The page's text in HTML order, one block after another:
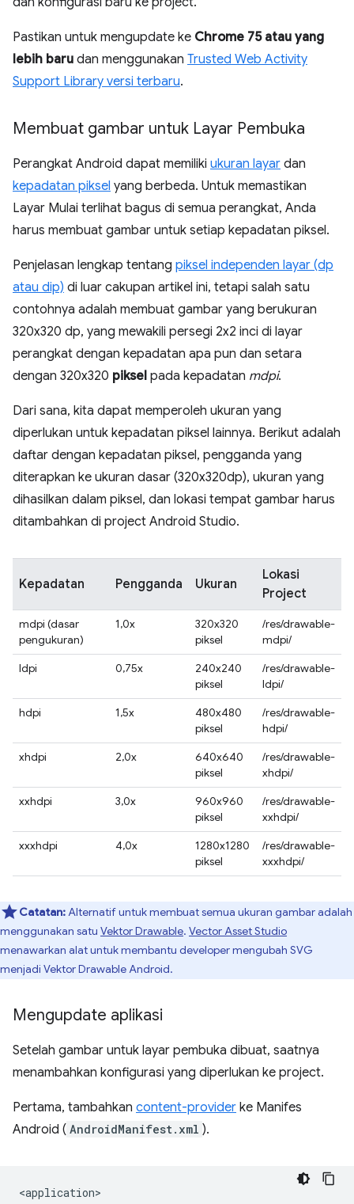
Pastikan untuk mengupdate ke Chrome 75 atau yang
lebih baru dan menggunakan Trusted Web Activity
Support Library versi terbaru.
Membuat gambar untuk Layar Pembuka
Perangkat Android dapat memiliki ukuran layar dan
kepadatan piksel yang berbeda. Untuk memastikan
Layar Mulai terlihat bagus di semua perangkat, Anda
harus membuat gambar untuk setiap kepadatan piksel.
Penjelasan lengkap tentang piksel independen layar (dp
atau dip) di luar cakupan artikel ini, tetapi salah satu
contohnya adalah membuat gambar yang berukuran
320x320 dp, yang mewakili persegi 2x2 inci di layar
perangkat dengan kepadatan apa pun dan setara
dengan 320x320 piksel pada kepadatan mdpi.
Dari sana, kita dapat memperoleh ukuran yang
diperlukan untuk kepadatan piksel lainnya. Berikut adalah
daftar dengan kepadatan piksel, pengganda yang
diterapkan ke ukuran dasar (320x320dp), ukuran yang
dihasilkan dalam piksel, dan lokasi tempat gambar harus
ditambahkan di project Android Studio.
Kepadatan Pengganda Ukuran
Lokasi
Project
mdpi (dasar
pengukuran)
1,0x
320x320
piksel
/res/drawable-
mdpi/
ldpi
0,75x
240x240
piksel
/res/drawable-
ldpi/
hdpi
1,5x
480x480
piksel
/res/drawable-
hdpi/
xhdpi
2,0x
640x640
piksel
/res/drawable-
xhdpi/
xxhdpi
3,0x
960x960
piksel
/res/drawable-
xxhdpi/
xxxhdpi
4,0x
1280x1280
piksel
/res/drawable-
xxxhdpi/
Catatan:Alternatif untuk membuat semua ukuran gambar adalah
menggunakan satu Vektor Drawable. Vector Asset Studio
menawarkan alat untuk membantu developer mengubah SVG
menjadi Vektor Drawable Android.
Mengupdate aplikasi
Setelah gambar untuk layar pembuka dibuat, saatnya
menambahkan konfigurasi yang diperlukan ke project.
Pertama, tambahkan content-provider ke Manifes
Android ( AndroidManifest.xml ).